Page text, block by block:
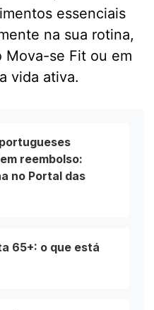
essenciais
na sua rotina,
Mova-se Fit ou em
vida ativa.
reembolso:
no Portal das
65+: o que está